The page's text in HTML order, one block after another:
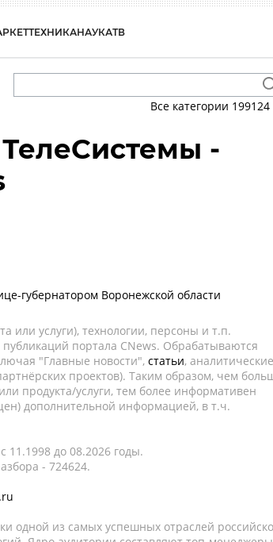
ТЕХНИКАНАУКАТВ
Все категории 199124
-
губернатором Воронежской области
или услуги), технологии, персоны и т.п.
портала CNews. Обрабатываются
"Главные новости", статьи, аналитические
проектов). Таким образом, чем
продукта/услуги, тем более информативен
дополнительной информацией, в т.ч.
11.1998 до 08.2026 годы.
- 724624.
одной из самых успешных отраслей